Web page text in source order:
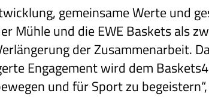
gemeinsame Werte und
Mühle und die EWE Baskets als
der Zusammenarbeit.
Engagement wird dem
und für Sport zu